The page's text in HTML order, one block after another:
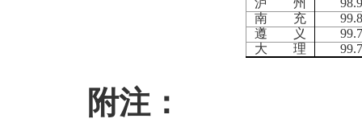
泸 州
98.9
南 充
99.8
遵 义
99.7
大 理
99.7
附注：